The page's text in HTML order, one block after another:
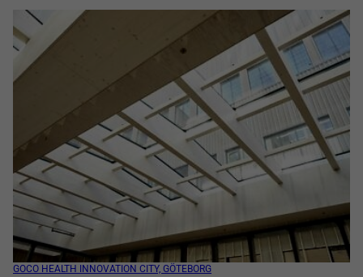
GOCO HEALTH INNOVATION CITY, GÖTEBORG